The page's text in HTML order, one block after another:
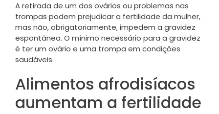
A retirada de um dos ovários ou problemas nas
trompas podem prejudicar a fertilidade da mulher,
mas não, obrigatoriamente, impedem a gravidez
espontânea. O mínimo necessário para a gravidez
é ter um ovário e uma trompa em condições
saudáveis.
Alimentos afrodisíacos
aumentam a fertilidade